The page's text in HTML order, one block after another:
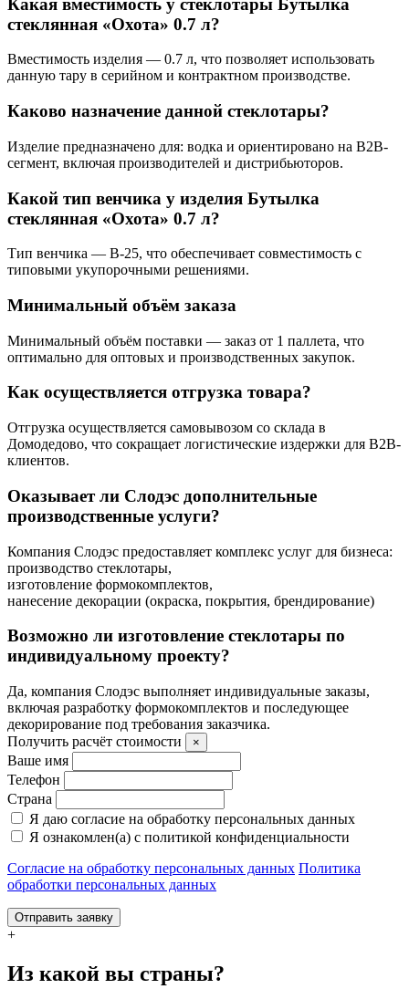
стеклянная «Охота» 0.7 л?
Вместимость изделия — 0.7 л, что позволяет использовать
данную тару в серийном и контрактном производстве.
Каково назначение данной стеклотары?
Изделие предназначено для: водка и ориентировано на B2B-
сегмент, включая производителей и дистрибьюторов.
Какой тип венчика у изделия Бутылка
стеклянная «Охота» 0.7 л?
Тип венчика — В-25, что обеспечивает совместимость с
типовыми укупорочными решениями.
Минимальный объём заказа
Минимальный объём поставки — заказ от 1 паллета, что
оптимально для оптовых и производственных закупок.
Как осуществляется отгрузка товара?
Отгрузка осуществляется самовывозом со склада в
Домодедово, что сокращает логистические издержки для B2B-
клиентов.
Оказывает ли Слодэс дополнительные
производственные услуги?
Компания Слодэс предоставляет комплекс услуг для бизнеса:
производство стеклотары,
изготовление формокомплектов,
нанесение декорации (окраска, покрытия, брендирование)
Возможно ли изготовление стеклотары по
индивидуальному проекту?
Да, компания Слодэс выполняет индивидуальные заказы,
включая разработку формокомплектов и последующее
декорирование под требования заказчика.
Получить расчёт стоимости
×
Ваше имя
Телефон
Страна
Я даю согласие на обработку персональных данных
Я ознакомлен(а) с политикой конфиденциальности
Согласие на обработку персональных данных Политика
обработки персональных данных
Отправить заявку
+
Из какой вы страны?